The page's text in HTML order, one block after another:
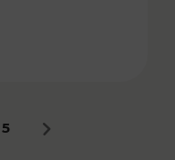
5 Nächstes